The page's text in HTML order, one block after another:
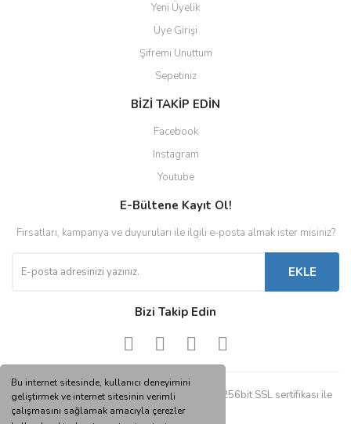
Bu internet sitesinde, kullanıcı deneyimini
geliştirmek ve internet sitesinin verimli
çalışmasını sağlamak amacıyla çerezler
Yeni Üyelik
Üye Girişi
Şifremi Unuttum
Sepetiniz
BİZİ TAKİP EDİN
Facebook
Instagram
Youtube
E-Bültene Kayıt Ol!
Fırsatları, kampanya ve duyuruları ile ilgili e-posta almak ister misiniz?
EKLE
Bizi Takip Edin
© Tüm hakları saklıdır. Kredi kartı bilgileriniz 256bit SSL sertifikası ile
korunmaktadır.